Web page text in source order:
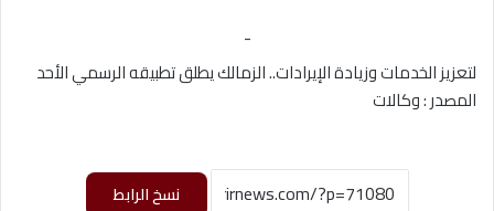
-
لتعزيز الخدمات وزيادة الإيرادات.. الزمالك يطلق تطبيقه الرسمي الأحد
المصدر : وكالات
نسخ الرابط